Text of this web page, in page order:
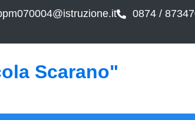
0874 /
Scarano"